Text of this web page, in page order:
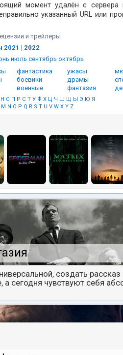
момент удалён с сервера
указанный URL или
и трейлеры
2021 | 2022
июль сентябрь октябрь
фантастика ужасы
боевики драмы
военные фантазия
Н О П Р С Т У Ф Х Ц Ч Ш Щ Ы Э Ю Я
M N O P Q R S T U V W X Y Z
создать
сегодня чувствуют себя